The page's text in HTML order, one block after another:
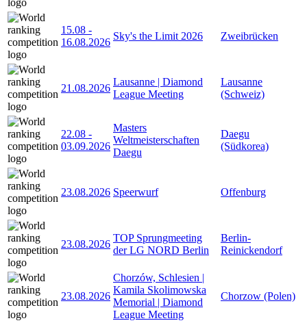
15.08 -
16.08.2026
Sky's the Limit 2026 Zweibrücken
21.08.2026
Lausanne | Diamond
League Meeting
Lausanne
(Schweiz)
22.08 -
03.09.2026
Masters
Weltmeisterschaften
Daegu
Daegu
(Südkorea)
23.08.2026 Speerwurf Offenburg
23.08.2026
TOP Sprungmeeting
der LG NORD Berlin
Berlin-
Reinickendorf
23.08.2026
Chorzów, Schlesien |
Kamila Skolimowska
Memorial | Diamond
League Meeting
Chorzow (Polen)